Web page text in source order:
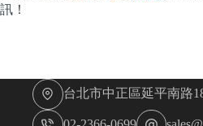
訊！
台北市中正區延平南路